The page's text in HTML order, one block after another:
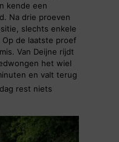
kende een
Na drie proeven
slechts enkele
de laatste proef
Van Deijne rijdt
het wiel
en valt terug
rest niets